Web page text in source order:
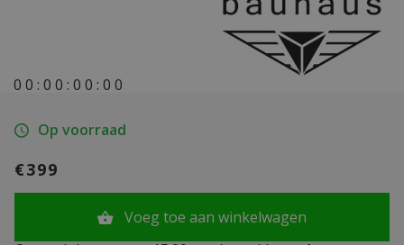
0 0 : 0 0 : 0 0 : 0 0
Op voorraad
€399
Voeg toe aan winkelwagen